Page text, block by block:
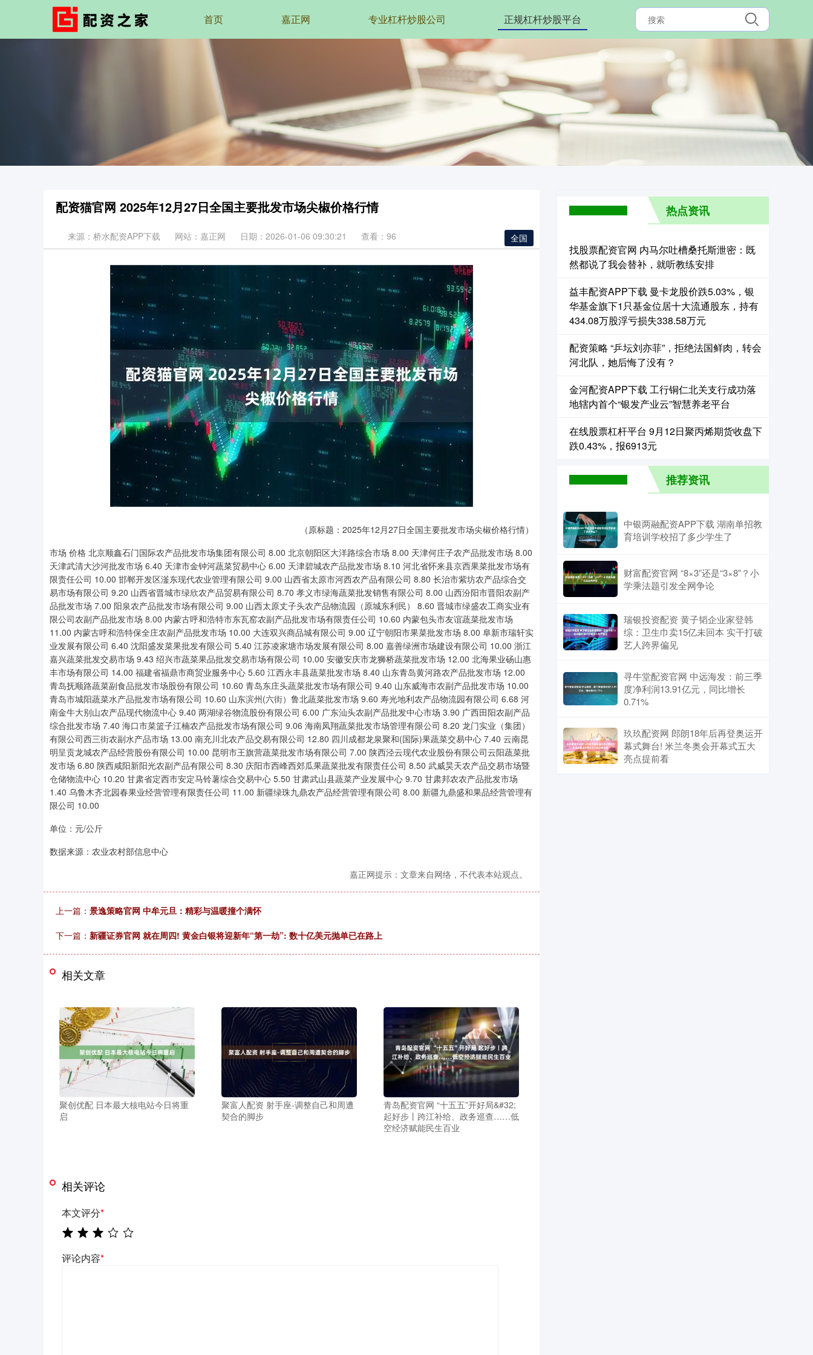
首页 嘉正网 专业杠杆炒股公司 正规杠杆炒股平台
配资猫官网 2025年12月27日全国主要批发市场尖椒价格行情
全国
来源：桥水配资APP下载 网站：嘉正网 日期：2026-01-06 09:30:21 查看：96
（原标题：2025年12月27日全国主要批发市场尖椒价格行情）
市场 价格 北京顺鑫石门国际农产品批发市场集团有限公司 8.00 北京朝阳区大洋路综合市场 8.00 天津何庄子农产品批发市场 8.00
天津武清大沙河批发市场 6.40 天津市金钟河蔬菜贸易中心 6.00 天津碧城农产品批发市场 8.10 河北省怀来县京西果菜批发市场有
限责任公司 10.00 邯郸开发区滏东现代农业管理有限公司 9.00 山西省太原市河西农产品有限公司 8.80 长治市紫坊农产品综合交
易市场有限公司 9.20 山西省晋城市绿欣农产品贸易有限公司 8.70 孝义市绿海蔬菜批发销售有限公司 8.00 山西汾阳市晋阳农副产
品批发市场 7.00 阳泉农产品批发市场有限公司 9.00 山西太原丈子头农产品物流园（原城东利民） 8.60 晋城市绿盛农工商实业有
限公司农副产品批发市场 8.00 内蒙古呼和浩特市东瓦窑农副产品批发市场有限责任公司 10.60 内蒙包头市友谊蔬菜批发市场
11.00 内蒙古呼和浩特保全庄农副产品批发市场 10.00 大连双兴商品城有限公司 9.00 辽宁朝阳市果菜批发市场 8.00 阜新市瑞轩实
业发展有限公司 6.40 沈阳盛发菜果批发有限公司 5.40 江苏凌家塘市场发展有限公司 8.00 嘉善绿洲市场建设有限公司 10.00 浙江
嘉兴蔬菜批发交易市场 9.43 绍兴市蔬菜果品批发交易市场有限公司 10.00 安徽安庆市龙狮桥蔬菜批发市场 12.00 北海果业砀山惠
丰市场有限公司 14.00 福建省福鼎市商贸业服务中心 5.60 江西永丰县蔬菜批发市场 8.40 山东青岛黄河路农产品批发市场 12.00
青岛抚顺路蔬菜副食品批发市场股份有限公司 10.60 青岛东庄头蔬菜批发市场有限公司 9.40 山东威海市农副产品批发市场 10.00
青岛市城阳蔬菜水产品批发市场有限公司 10.60 山东滨州(六街）鲁北蔬菜批发市场 9.60 寿光地利农产品物流园有限公司 6.68 河
南金牛大别山农产品现代物流中心 9.40 两湖绿谷物流股份有限公司 6.00 广东汕头农副产品批发中心市场 3.90 广西田阳农副产品
综合批发市场 7.40 海口市菜篮子江楠农产品批发市场有限公司 9.06 海南凤翔蔬菜批发市场管理有限公司 8.20 龙门实业（集团）
有限公司西三街农副水产品市场 13.00 南充川北农产品交易有限公司 12.80 四川成都龙泉聚和(国际)果蔬菜交易中心 7.40 云南昆
明呈贡龙城农产品经营股份有限公司 10.00 昆明市王旗营蔬菜批发市场有限公司 7.00 陕西泾云现代农业股份有限公司云阳蔬菜批
发市场 6.80 陕西咸阳新阳光农副产品有限公司 8.30 庆阳市西峰西郊瓜果蔬菜批发有限责任公司 8.50 武威昊天农产品交易市场暨
仓储物流中心 10.20 甘肃省定西市安定马铃薯综合交易中心 5.50 甘肃武山县蔬菜产业发展中心 9.70 甘肃邦农农产品批发市场
1.40 乌鲁木齐北园春果业经营管理有限责任公司 11.00 新疆绿珠九鼎农产品经营管理有限公司 8.00 新疆九鼎盛和果品经营管理有
限公司 10.00
单位：元/公斤
数据来源：农业农村部信息中心
嘉正网提示：文章来自网络，不代表本站观点。
上一篇： 景逸策略官网 中牟元旦：精彩与温暖撞个满怀
下一篇： 新疆证券官网 就在周四! 黄金白银将迎新年“第一劫”: 数十亿美元抛单已在路上
相关文章
聚创优配 日本最大核电站今日将重
启
聚富人配资 射手座-调整自己和周遭
契合的脚步
青岛配资官网 “十五五”开好局&#32;
起好步丨跨江补给、政务巡查……低
空经济赋能民生百业
相关评论
本文评分*
评论内容*
热点资讯
找股票配资官网 内马尔吐槽桑托斯泄密：既
然都说了我会替补，就听教练安排
益丰配资APP下载 曼卡龙股价跌5.03%，银
华基金旗下1只基金位居十大流通股东，持有
434.08万股浮亏损失338.58万元
配资策略 “乒坛刘亦菲”，拒绝法国鲜肉，转会
河北队，她后悔了没有？
金河配资APP下载 工行铜仁北关支行成功落
地辖内首个“银发产业云”智慧养老平台
在线股票杠杆平台 9月12日聚丙烯期货收盘下
跌0.43%，报6913元
推荐资讯
中银两融配资APP下载 湖南单招教
育培训学校招了多少学生了
财富配资官网 “8×3”还是“3×8”？小
学乘法题引发全网争论
瑞银投资配资 黄子韬企业家登韩
综：卫生巾卖15亿未回本 实干打破
艺人跨界偏见
寻牛堂配资官网 中远海发：前三季
度净利润13.91亿元，同比增长
0.71%
玖玖配资网 郎朗18年后再登奥运开
幕式舞台! 米兰冬奥会开幕式五大
亮点提前看